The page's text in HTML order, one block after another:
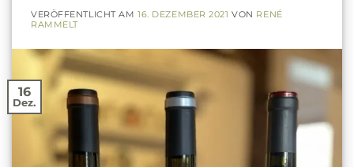
VERÖFFENTLICHT AM16. DEZEMBER 2021 VON RENÉ
RAMMELT
16
Dez.